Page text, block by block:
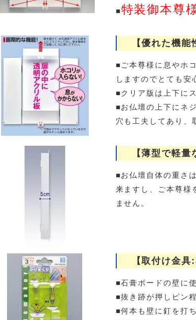
■特装御本尊
【優れた機能
■ご本尊様に息やホ
しますのでとても安
■クリア版は上下に
■お仏壇の上下にネ
穴も工夫してあり、
【薄型で軽量
■お仏壇自体の重さ
来ますし、ご本尊様
ません。
【取付け金
■石膏ボードの壁に
■抜き跡が押しピン
■何本も壁に釘を打